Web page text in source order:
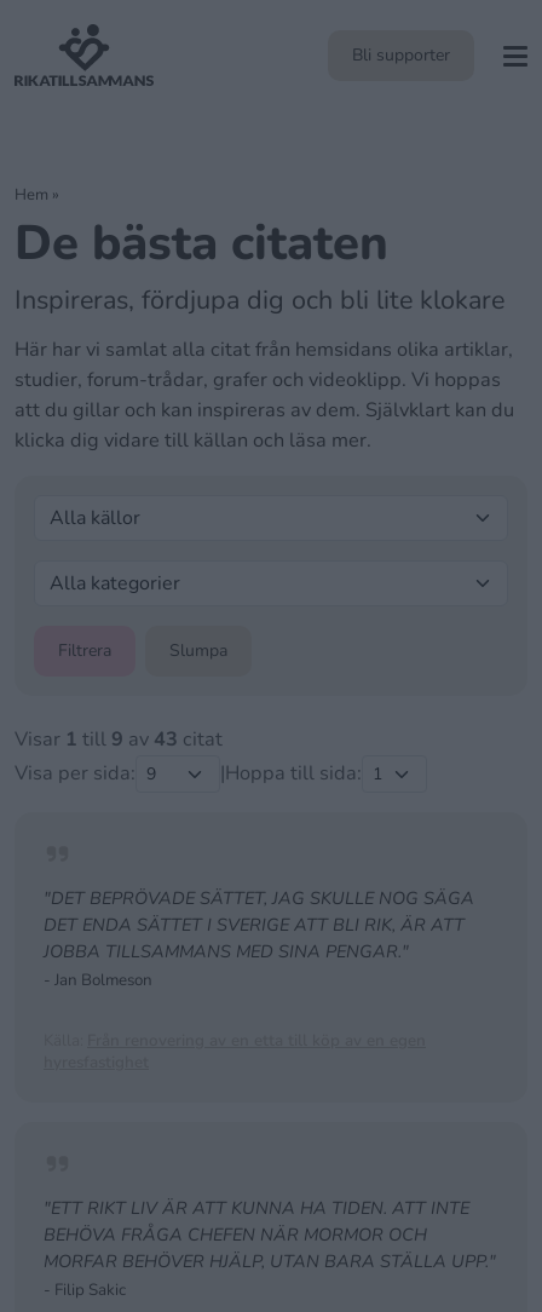
Bli supporter
Hem »
De bästa citaten
Inspireras, fördjupa dig och bli lite klokare
Här har vi samlat alla citat från hemsidans olika artiklar,
studier, forum-trådar, grafer och videoklipp. Vi hoppas
att du gillar och kan inspireras av dem. Självklart kan du
klicka dig vidare till källan och läsa mer.
Filtrera Slumpa
Visar 1 till 9 av 43 citat
Visa per sida:
|Hoppa till sida:
"DET BEPRÖVADE SÄTTET, JAG SKULLE NOG SÄGA
DET ENDA SÄTTET I SVERIGE ATT BLI RIK, ÄR ATT
JOBBA TILLSAMMANS MED SINA PENGAR."
- Jan Bolmeson
"ETT RIKT LIV ÄR ATT KUNNA HA TIDEN. ATT INTE
BEHÖVA FRÅGA CHEFEN NÄR MORMOR OCH
MORFAR BEHÖVER HJÄLP, UTAN BARA STÄLLA UPP."
- Filip Sakic